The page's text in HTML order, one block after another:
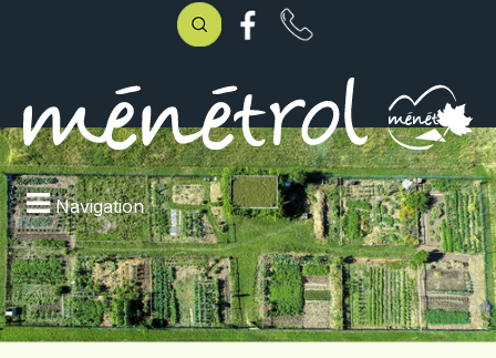
Navigation